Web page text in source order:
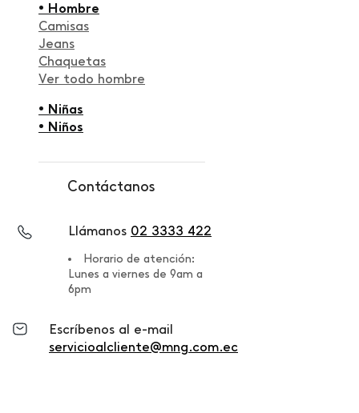
• Hombre
Camisas
Jeans
Chaquetas
Ver todo hombre
• Niñas
• Niños
Contáctanos
Llámanos 02 3333 422
Horario de atención:
Lunes a viernes de 9am a
6pm
Escríbenos al e-mail
servicioalcliente@mng.com.ec